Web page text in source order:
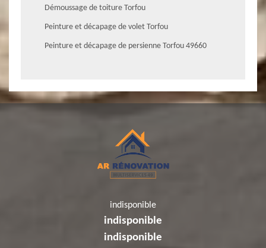
Démoussage de toiture Torfou
Peinture et décapage de volet Torfou
Peinture et décapage de persienne Torfou 49660
indisponible
indisponible
indisponible